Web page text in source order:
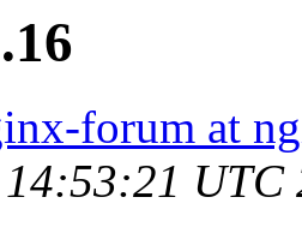
forum at
14:53:21 UTC